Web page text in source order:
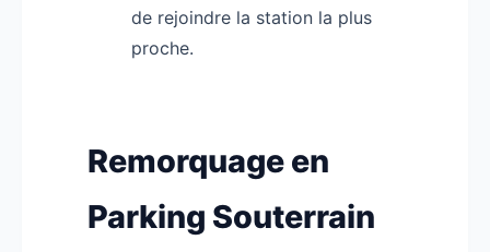
de rejoindre la station la plus
proche.
Remorquage en
Parking Souterrain